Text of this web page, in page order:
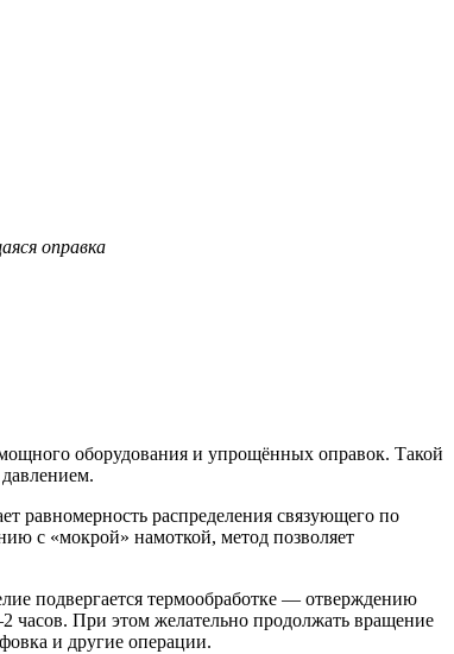
оправка
оборудования и упрощённых оправок. Такой
равномерность распределения связующего по
с «мокрой» намоткой, метод позволяет
подвергается термообработке — отверждению
часов. При этом желательно продолжать вращение
и другие операции.